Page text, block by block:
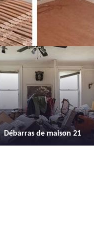
Débarras d'appartement 21